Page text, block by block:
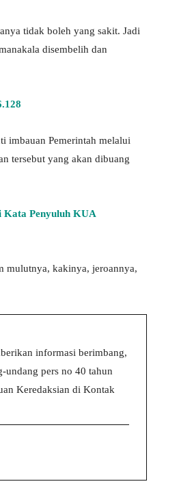
tidak boleh yang sakit. Jadi
disembelih dan
imbauan Pemerintah melalui
tersebut yang akan dibuang
Kata Penyuluh KUA
mulutnya, kakinya, jeroannya,
informasi berimbang,
undang pers no 40 tahun
Keredaksian di Kontak